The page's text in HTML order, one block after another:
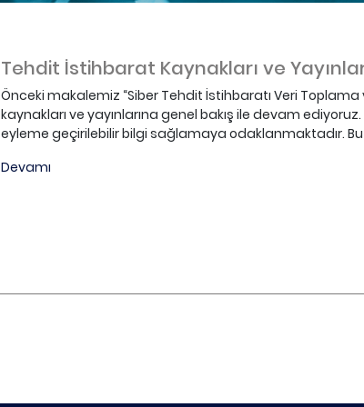
Tehdit İstihbarat Kaynakları ve
Önceki makalemiz “Siber Tehdit İstihbaratı Veri
kaynakları ve yayınlarına genel bakış ile devam
eyleme geçirilebilir bilgi sağlamaya odaklanmaktadır.
Devamı